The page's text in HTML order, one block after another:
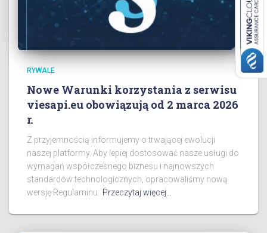
RYWALE
Nowe Warunki korzystania z serwisu
viesapi.eu obowiązują od 2 marca 2026
r.
Z przyjemnością informujemy o trwającej ewolucji
naszej platformy. Aby lepiej dostosować nasze usługi do
wymagań współczesnego biznesu i najnowszych
standardów technologicznych, opracowaliśmy nową
wersję Regulaminu. Przeczytaj więcej…